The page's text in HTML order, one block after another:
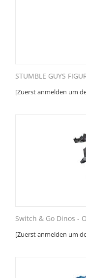
STUMBLE GUYS
[Zuerst anmelden um
Switch & Go Dinos -
[Zuerst anmelden um